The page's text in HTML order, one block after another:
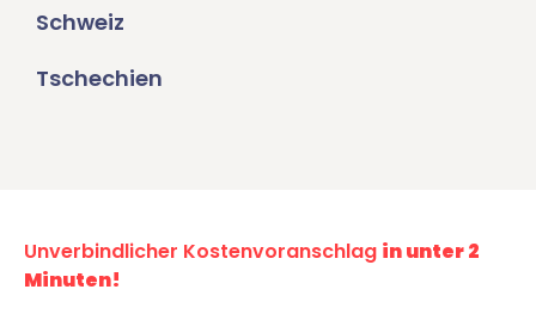
Schweiz
Tschechien
Unverbindlicher Kostenvoranschlag in unter 2
Minuten!